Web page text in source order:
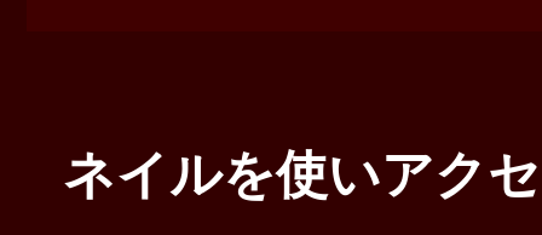
ネイルを使いアク